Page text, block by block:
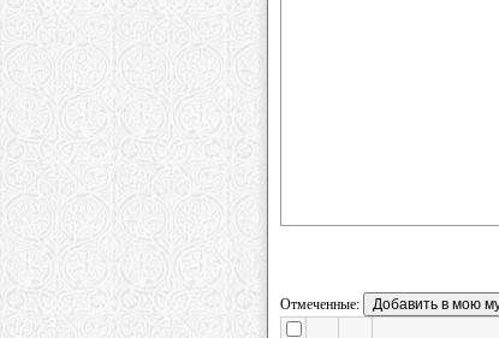
Отмеченные: